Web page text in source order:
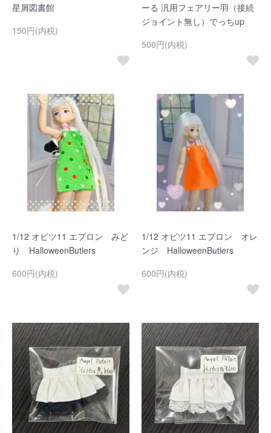
星屑図書館
150円(内税)
ーる 汎用フェアリー羽（接続
ジョイント無し）でっちup
500円(内税)
1/12 オビツ11 エプロン みど
り HalloweenButlers
600円(内税)
1/12 オビツ11 エプロン オレ
ンジ HalloweenButlers
600円(内税)